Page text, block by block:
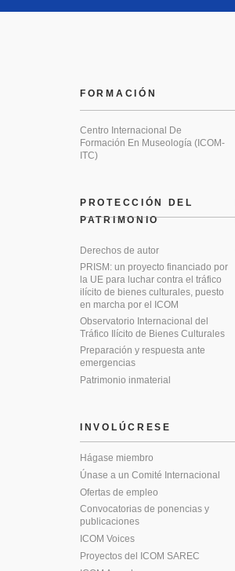
PROTECCIÓN DEL
PATRIMONIO
Derechos de autor
PRISM: un proyecto financiado por
la UE para luchar contra el tráfico
ilícito de bienes culturales, puesto
en marcha por el ICOM
Observatorio Internacional del
Tráfico Ilícito de Bienes Culturales
Preparación y respuesta ante
emergencias
Patrimonio inmaterial
FORMACIÓN
Centro Internacional De
Formación En Museología (ICOM-
ITC)
INVOLÚCRESE
Hágase miembro
Únase a un Comité Internacional
Ofertas de empleo
Convocatorias de ponencias y
publicaciones
ICOM Voices
Proyectos del ICOM SAREC